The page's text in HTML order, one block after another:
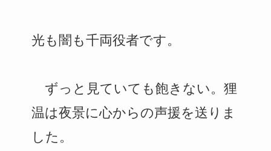
光も闇も千両役者です。
ずっと見ていても飽きない。狸
温は夜景に心からの声援を送りま
した。